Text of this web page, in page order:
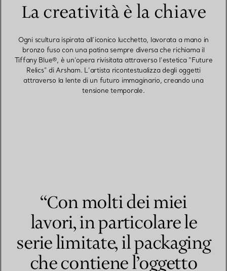
La creatività è la chiave
Ogni scultura ispirata all’iconico lucchetto, lavorata a mano in
bronzo fuso con una patina sempre diversa che richiama il
Tiffany Blue®, è un’opera rivisitata attraverso l’estetica “Future
Relics” di Arsham. L’artista ricontestualizza degli oggetti
attraverso la lente di un futuro immaginario, creando una
tensione temporale.
“Con molti dei miei
lavori, in particolare le
serie limitate, il packaging
che contiene l’oggetto